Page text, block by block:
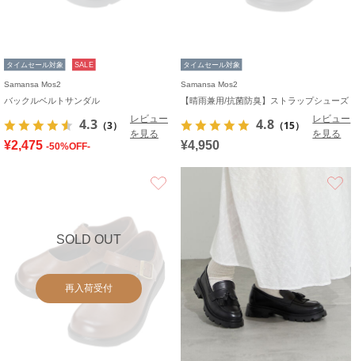
タイムセール対象 SALE
Samansa Mos2
バックルベルトサンダル
4.3 （3）
レビュー
を見る
¥2,475 -50%OFF-
タイムセール対象
Samansa Mos2
【晴雨兼用/抗菌防臭】ストラップシューズ
4.8 （15）
レビュー
を見る
¥4,950
SOLD OUT
再入荷受付